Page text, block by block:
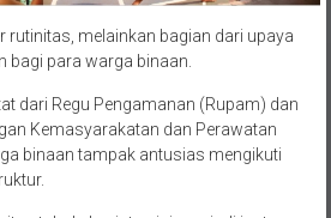
rutinitas, melainkan bagian dari upaya
bagi para warga binaan.
dari Regu Pengamanan (Rupam) dan
Kemasyarakatan dan Perawatan
binaan tampak antusias mengikuti